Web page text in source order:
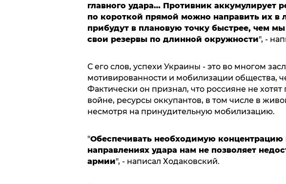
главного удара… Противник аккумулирует
по короткой прямой можно направить их в
прибудут в плановую точку быстрее, чем
свои резервы по длинной окружности", -
С его слов, успехи Украины - это во многом
мотивированности и мобилизации общества,
Фактически он признал, что россияне не хотят
войне, ресурсы оккупантов, в том числе в
несмотря на принудительную мобилизацию.
"Обеспечивать необходимую концентрацию
направлениях удара нам не позволяет
армии", - написал Ходаковский.